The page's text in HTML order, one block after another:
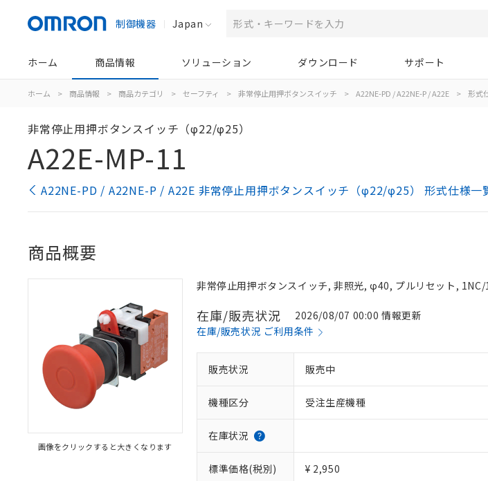
制御機器 Japan
ホーム 商品情報 ソリューション ダウンロード サポート
ホーム > 商品情報 > 商品カテゴリ > セーフティ > 非常停止用押ボタンスイッチ > A22NE-PD / A22NE-P / A22E > 形式
非常停止用押ボタンスイッチ（φ22/φ25）
A22E-MP-11
A22NE-PD / A22NE-P / A22E 非常停止用押ボタンスイッチ（φ22/φ25） 形式仕様一
商品概要
画像をクリックすると大きくなります
非常停止用押ボタンスイッチ, 非照光, φ40, プルリセット,
在庫/販売状況
2026/08/07 00:00 情報更新
在庫/販売状況 ご利用条件
販売状況 販売中
機種区分 受注生産機種
在庫状況
標準価格(税別) ¥ 2,950